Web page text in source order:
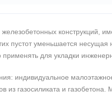
железобетонных конструкций,
пустот уменьшается
для укладки
индивидуальное малоэтажное
газосиликата и